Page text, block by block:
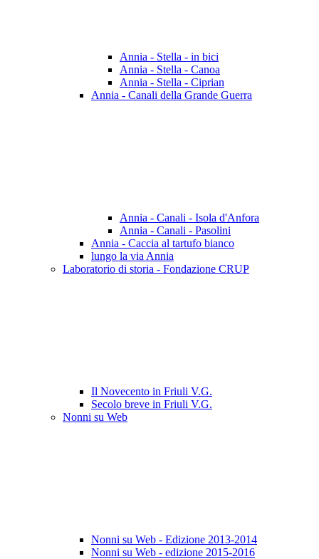
Annia - Stella - in bici
Annia - Stella - Canoa
Annia - Stella - Ciprian
Annia - Canali della Grande Guerra
Annia - Canali - Isola d'Anfora
Annia - Canali - Pasolini
Annia - Caccia al tartufo bianco
lungo la via Annia
Laboratorio di storia - Fondazione CRUP
Il Novecento in Friuli V.G.
Secolo breve in Friuli V.G.
Nonni su Web
Nonni su Web - Edizione 2013-2014
Nonni su Web - edizione 2015-2016